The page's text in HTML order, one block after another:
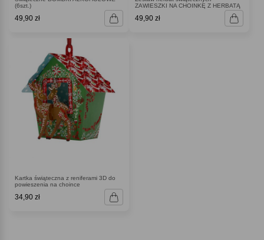
(6szt.)
49,90 zł
ZAWIESZKI NA CHOINKĘ Z HERBATĄ
49,90 zł
Kartka świąteczna z reniferami 3D do
powieszenia na choince
34,90 zł